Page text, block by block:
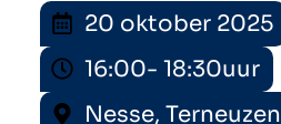
20 oktober 2025
16:00- 18:30uur
Nesse, Terneuzen